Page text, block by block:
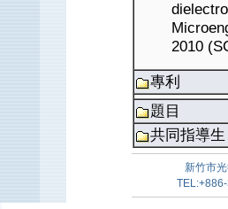
2010
專利
題目
共同指導
新竹市